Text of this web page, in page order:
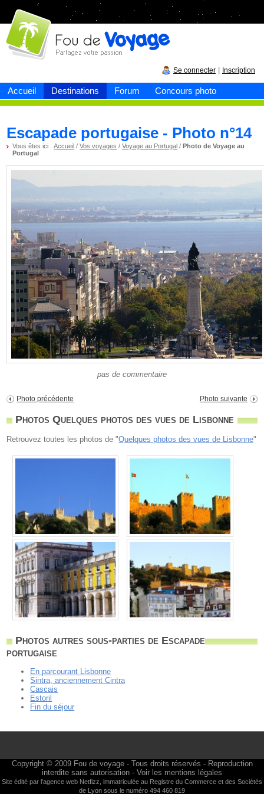
Accueil Destinations Forum Concours photo
Fou devoyage
Se connecter Inscription
Escapade portugaise - Photo n°14
Vous êtes ici :Accueil /Vos voyages /Voyage au Portugal /Photo de Voyage au
Portugal
pas de commentaire
Photo précédente Photo suivante
Photos Quelques photos des vues de Lisbonne
Retrouvez toutes les photos de "Quelques photos des vues de Lisbonne"
Photos autres sous-parties de Escapade
portugaise
En parcourant Lisbonne
Sintra, anciennement Cintra
Cascais
Estoril
Fin du séjour
Copyright © 2009 Fou de voyage- Tous droits réservés - Reproduction
interdite sans autorisation - Voir les mentions légales
Site édité par l'agence web Netfizz , immatriculée au Registre du Commerce et des Sociétés
de Lyon sous le numéro 494 460 819